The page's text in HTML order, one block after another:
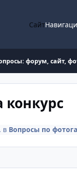
Сайт
форум, сайт,
конкурс
в Вопросы по